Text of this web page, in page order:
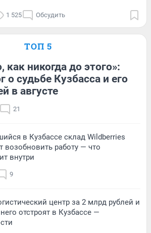
1 525 Обсудить
ТОП 5
как никогда до этого»:
о судьбе Кузбасса и его
в августе
21
в Кузбассе склад Wildberries
возобновить работу — что
внутри
9
центр за 2 млрд рублей и
отстроят в Кузбассе —